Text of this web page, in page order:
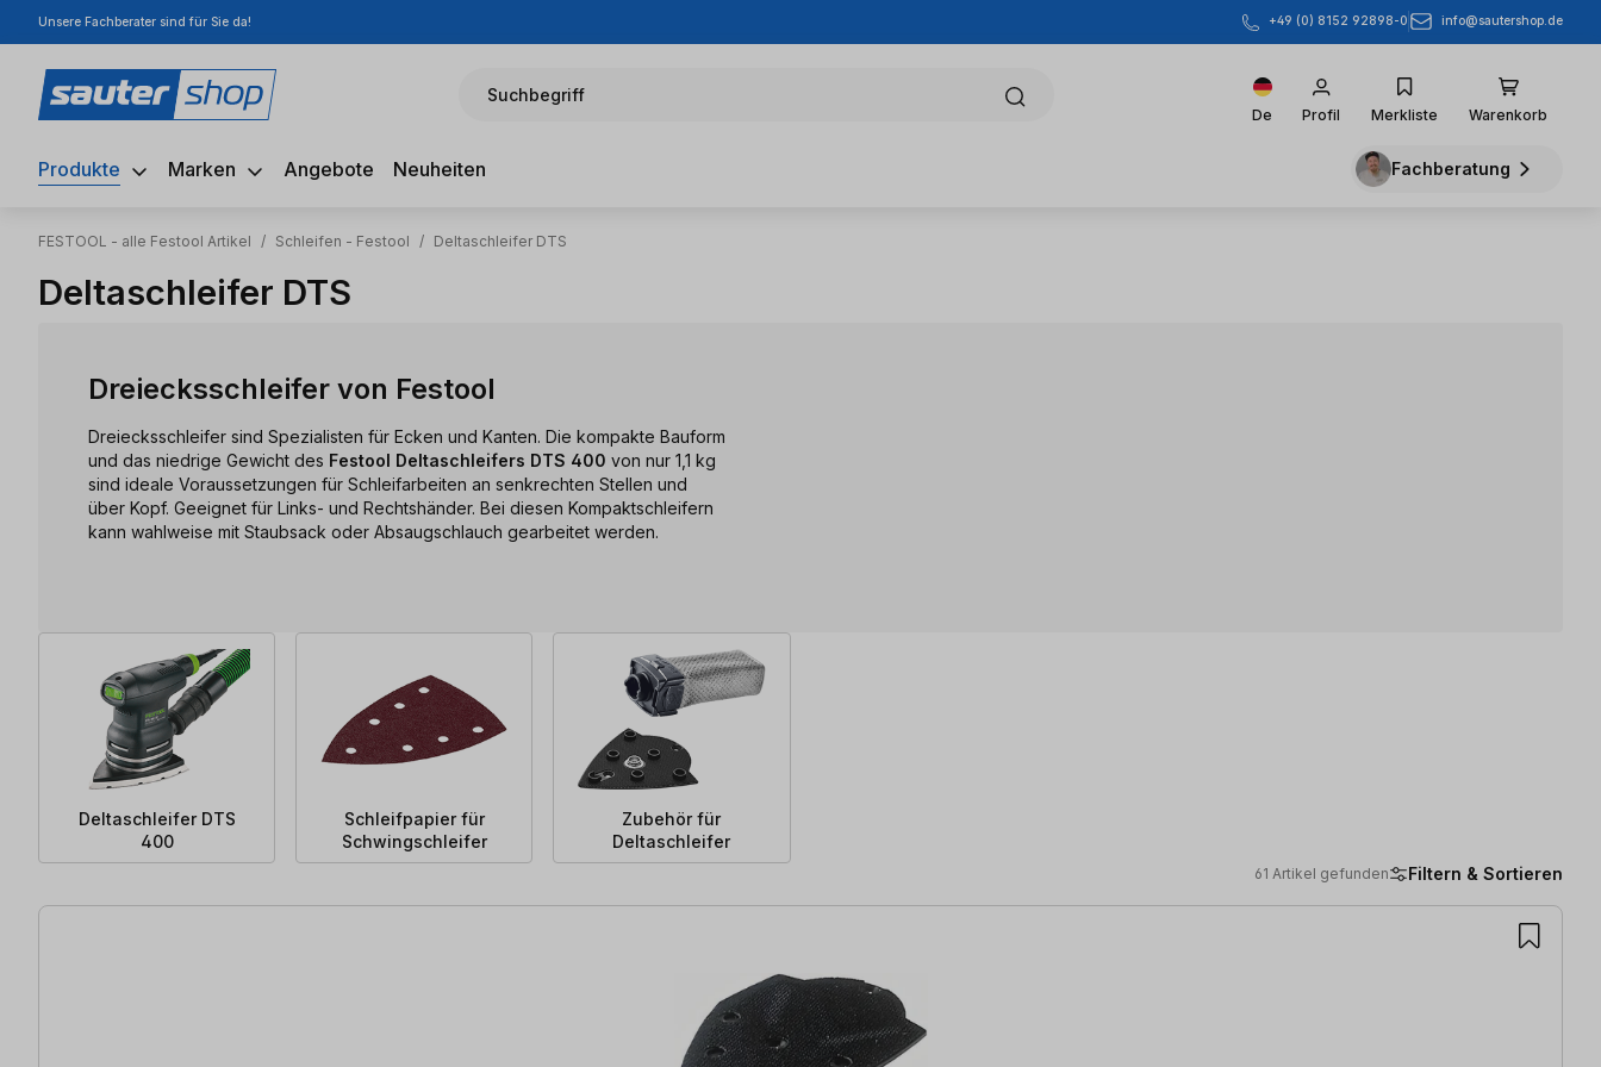
Hauptinhalt springen
Zur Suche springen
Zur Hauptnavigation springen
Unsere Fachberater sind für Sie da! +49 (0) 8152 92898-0 info@sautershop.de
Suchbegriff
De Profil Merkliste Warenkorb
Produkte Marken Angebote Neuheiten Fachberatung
FESTOOL - alle Festool Artikel / Schleifen - Festool / Deltaschleifer DTS
Deltaschleifer DTS
Dreiecksschleifer von Festool
Dreiecksschleifer sind Spezialisten für Ecken und Kanten. Die kompakte Bauform
und das niedrige Gewicht des Festool Deltaschleifers DTS 400 von nur 1,1 kg
sind ideale Voraussetzungen für Schleifarbeiten an senkrechten Stellen und
über Kopf. Geeignet für Links- und Rechtshänder. Bei diesen Kompaktschleifern
kann wahlweise mit Staubsack oder Absaugschlauch gearbeitet werden.
Deltaschleifer DTS
400
Schleifpapier für
Schwingschleifer
Zubehör für
Deltaschleifer
61 Artikel gefunden Filtern & Sortieren
61 Artikel gefunden